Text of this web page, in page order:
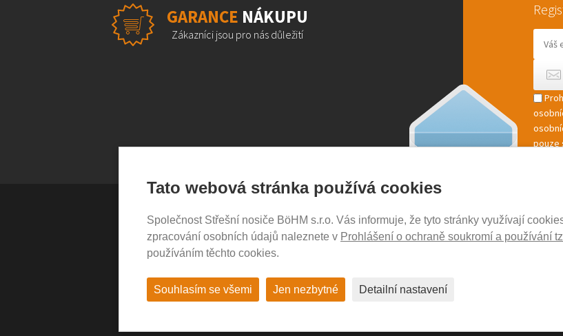
Tato webová stránka používá cookies
Společnost Střešní nosiče BöHM s.r.o. Vás informuje, že tyto stránky využívají
zpracování osobních údajů naleznete v Prohlášení o ochraně soukromí a používání
používáním těchto cookies.
Souhlasím se všemi Jen nezbytné Detailní nastavení
GARANCE NÁKUPU
Zákazníci jsou pro nás důležití
pouze
VŠE O NÁKUPU
Garance nákupu
Časté dotazy (FAQ)
Prodejny
NOSICE-EXPERT.CZ
Ochrana soukromí
Cookies nastavení